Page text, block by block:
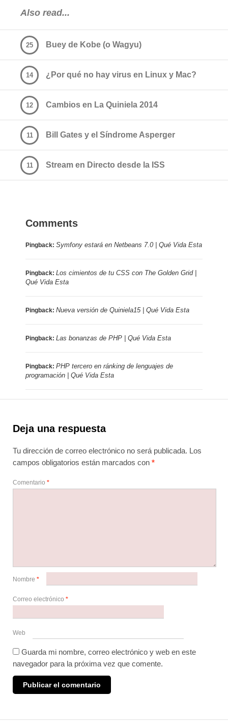
Also read...
Buey de Kobe (o Wagyu)
25
¿Por qué no hay virus en Linux y Mac?
14
Cambios en La Quiniela 2014
12
Bill Gates y el Síndrome Asperger
11
Stream en Directo desde la ISS
11
Comments
Pingback: Symfony estará en Netbeans 7.0 | Qué Vida Esta
Pingback: Los cimientos de tu CSS con The Golden Grid |
Qué Vida Esta
Pingback: Nueva versión de Quiniela15 | Qué Vida Esta
Pingback: Las bonanzas de PHP | Qué Vida Esta
Pingback: PHP tercero en ránking de lenguajes de
programación | Qué Vida Esta
Deja una respuesta
Tu dirección de correo electrónico no será publicada. Los
campos obligatorios están marcados con *
Comentario *
Nombre *
Correo electrónico *
Web
Guarda mi nombre, correo electrónico y web en este
navegador para la próxima vez que comente.